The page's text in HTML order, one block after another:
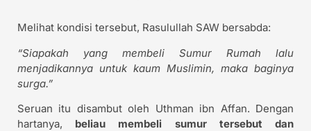
Melihat kondisi tersebut, Rasulullah SAW bersabda:
“Siapakah yang membeli Sumur Rumah lalu
menjadikannya untuk kaum Muslimin, maka baginya
surga.”
Seruan itu disambut oleh Uthman ibn Affan. Dengan
hartanya, beliau membeli sumur tersebut dan